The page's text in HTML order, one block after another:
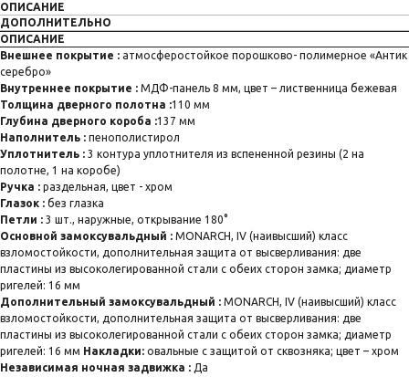
ОПИСАНИЕ
ДОПОЛНИТЕЛЬНО
ОПИСАНИЕ
Внешнее покрытие : атмосферостойкое порошково- полимерное «Антик
серебро»
Внутреннее покрытие : МДФ-панель 8 мм, цвет – лиственница бежевая
Толщина дверного полотна :110 мм
Глубина дверного короба :137 мм
Наполнитель : пенополистирол
Уплотнитель : 3 контура уплотнителя из вспененной резины (2 на
полотне, 1 на коробе)
Ручка : раздельная, цвет - хром
Глазок : без глазка
Петли : 3 шт., наружные, открывание 180°
Основной замоксувальдный : MONARCH, IV (наивысший) класс
взломостойкости, дополнительная защита от высверливания: две
пластины из высоколегированной стали с обеих сторон замка; диаметр
ригелей: 16 мм
Дополнительный замоксувальдный : MONARCH, IV (наивысший) класс
взломостойкости, дополнительная защита от высверливания: две
пластины из высоколегированной стали с обеих сторон замка; диаметр
ригелей: 16 мм Накладки: овальные с защитой от сквозняка; цвет – хром
Независимая ночная задвижка : Да